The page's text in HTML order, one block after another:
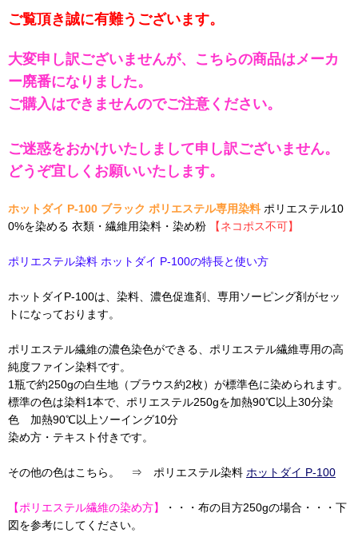
ご覧頂き誠に有難うございます。
大変申し訳ございませんが、こちらの商品はメーカ
ー廃番になりました。
ご購入はできませんのでご注意ください。
ご迷惑をおかけいたしまして申し訳ございません。
どうぞ宜しくお願いいたします。
ホットダイ P-100 ブラック ポリエステル専用染料 ポリエステル10
0%を染める 衣類・繊維用染料・染め粉
【ネコポス不可】
ポリエステル染料 ホットダイ P-100の特長と使い方
ホットダイP-100は、染料、濃色促進剤、専用ソーピング剤がセッ
トになっております。
ポリエステル繊維の濃色染色ができる、ポリエステル繊維専用の高
純度ファイン染料です。
1瓶で約250gの白生地（ブラウス約2枚）が標準色に染められます。
標準の色は染料1本で、ポリエステル250gを加熱90℃以上30分染
色 加熱90℃以上ソーイング10分
染め方・テキスト付きです。
その他の色はこちら。 ⇒ ポリエステル染料 ホットダイ P-100
【ポリエステル繊維の染め方】
・・・布の目方250gの場合・・・下
図を参考にしてください。